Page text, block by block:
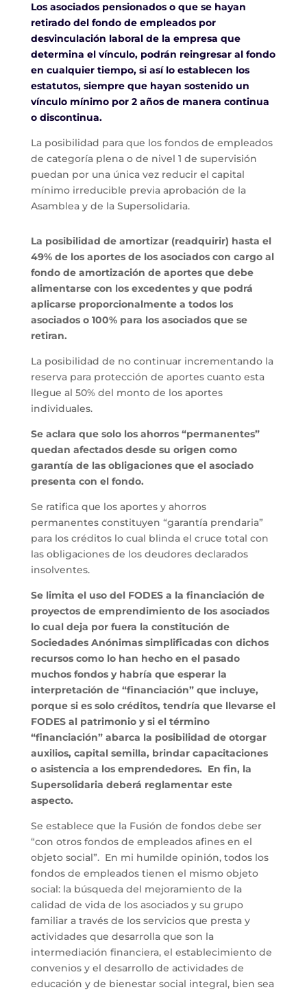
Los asociados pensionados o que se hayan
retirado del fondo de empleados por
desvinculación laboral de la empresa que
determina el vínculo, podrán reingresar al fondo
en cualquier tiempo, si así lo establecen los
estatutos, siempre que hayan sostenido un
vínculo mínimo por 2 años de manera continua
o discontinua.
La posibilidad para que los fondos de empleados
de categoría plena o de nivel 1 de supervisión
puedan por una única vez reducir el capital
mínimo irreducible previa aprobación de la
Asamblea y de la Supersolidaria.
La posibilidad de amortizar (readquirir) hasta el
49% de los aportes de los asociados con cargo al
fondo de amortización de aportes que debe
alimentarse con los excedentes y que podrá
aplicarse proporcionalmente a todos los
asociados o 100% para los asociados que se
retiran.
La posibilidad de no continuar incrementando la
reserva para protección de aportes cuanto esta
llegue al 50% del monto de los aportes
individuales.
Se aclara que solo los ahorros “permanentes”
quedan afectados desde su origen como
garantía de las obligaciones que el asociado
presenta con el fondo.
Se ratifica que los aportes y ahorros
permanentes constituyen “garantía prendaria”
para los créditos lo cual blinda el cruce total con
las obligaciones de los deudores declarados
insolventes.
Se limita el uso del FODES a la financiación de
proyectos de emprendimiento de los asociados
lo cual deja por fuera la constitución de
Sociedades Anónimas simplificadas con dichos
recursos como lo han hecho en el pasado
muchos fondos y habría que esperar la
interpretación de “financiación” que incluye,
porque si es solo créditos, tendría que llevarse el
FODES al patrimonio y si el término
“financiación” abarca la posibilidad de otorgar
auxilios, capital semilla, brindar capacitaciones
o asistencia a los emprendedores. En fin, la
Supersolidaria deberá reglamentar este
aspecto.
Se establece que la Fusión de fondos debe ser
“con otros fondos de empleados afines en el
objeto social”. En mi humilde opinión, todos los
fondos de empleados tienen el mismo objeto
social: la búsqueda del mejoramiento de la
calidad de vida de los asociados y su grupo
familiar a través de los servicios que presta y
actividades que desarrolla que son la
intermediación financiera, el establecimiento de
convenios y el desarrollo de actividades de
educación y de bienestar social integral, bien sea